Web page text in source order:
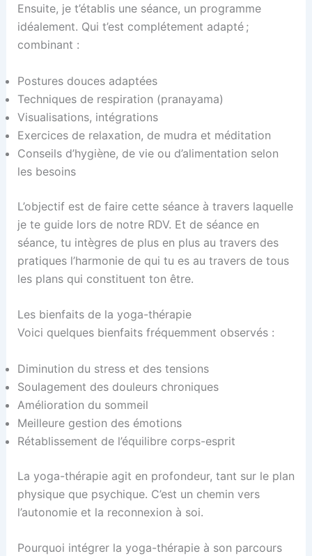
Ensuite, je t’établis une séance, un programme
idéalement. Qui t’est complétement adapté ;
combinant :
Postures douces adaptées
Techniques de respiration (pranayama)
Visualisations, intégrations
Exercices de relaxation, de mudra et méditation
Conseils d’hygiène, de vie ou d’alimentation selon
les besoins
L’objectif est de faire cette séance à travers laquelle
je te guide lors de notre RDV. Et de séance en
séance, tu intègres de plus en plus au travers des
pratiques l’harmonie de qui tu es au travers de tous
les plans qui constituent ton être.
Les bienfaits de la yoga-thérapie
Voici quelques bienfaits fréquemment observés :
Diminution du stress et des tensions
Soulagement des douleurs chroniques
Amélioration du sommeil
Meilleure gestion des émotions
Rétablissement de l’équilibre corps-esprit
La yoga-thérapie agit en profondeur, tant sur le plan
physique que psychique. C’est un chemin vers
l’autonomie et la reconnexion à soi.
Pourquoi intégrer la yoga-thérapie à son parcours